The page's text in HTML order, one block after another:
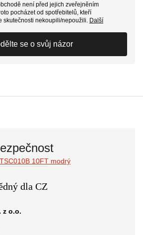
není před jejich zveřejněním
pocházet od spotřebitelů, kteří
skutečnosti nekoupili/nepoužili. Další
se o svůj názor
10FT modrý
dla CZ
z o.o.